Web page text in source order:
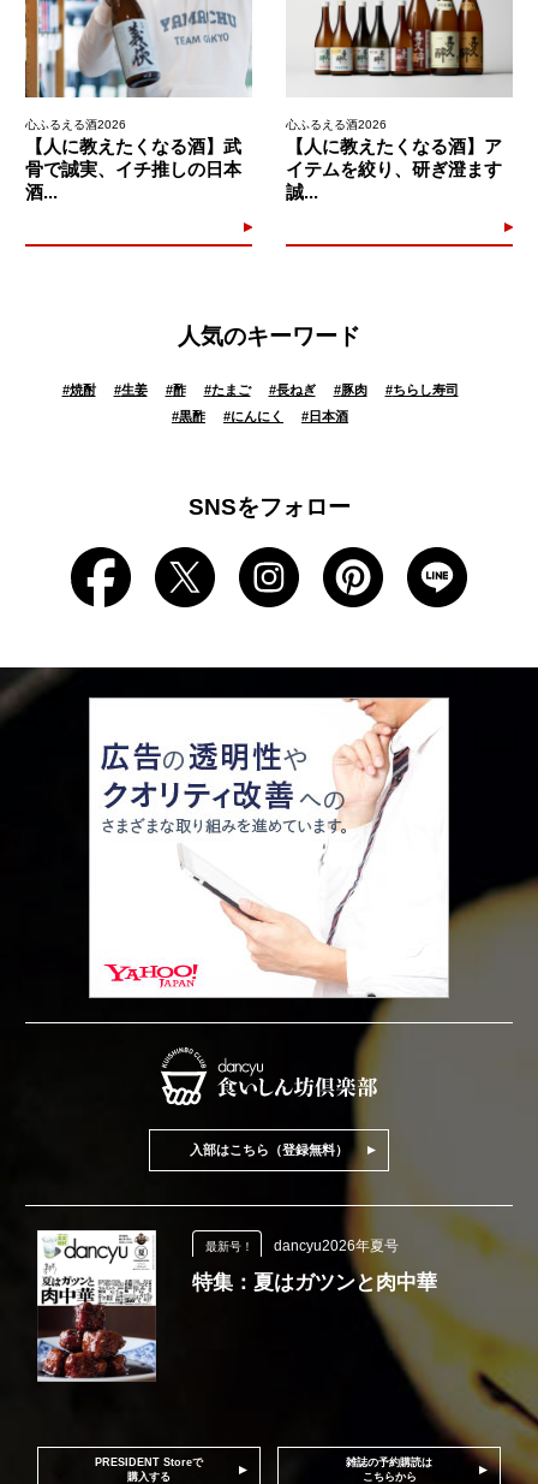
心ふるえる酒2026
【人に教えたくなる酒】武
骨で誠実、イチ推しの日本
酒...
心ふるえる酒2026
【人に教えたくなる酒】ア
イテムを絞り、研ぎ澄ます
誠...
人気のキーワード
#焼酎 #生姜 #酢 #たまご #長ねぎ #豚肉 #ちらし寿司
#黒酢 #にんにく #日本酒
SNSをフォロー
入部はこちら（登録無料）
最新号！ dancyu2026年夏号
特集：夏はガツンと肉中華
PRESIDENT Storeで
購入する
雑誌の予約購読は
こちらから